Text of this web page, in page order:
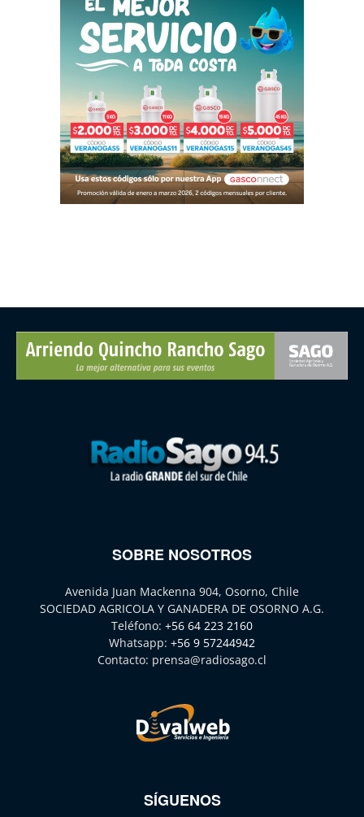
SOBRE NOSOTROS
Avenida Juan Mackenna 904, Osorno, Chile
SOCIEDAD AGRICOLA Y GANADERA DE OSORNO A.G.
Teléfono: +56 64 223 2160
Whatsapp: +56 9 57244942
Contacto: prensa@radiosago.cl
SÍGUENOS